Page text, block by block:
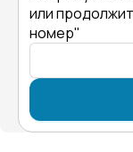
или
номер"